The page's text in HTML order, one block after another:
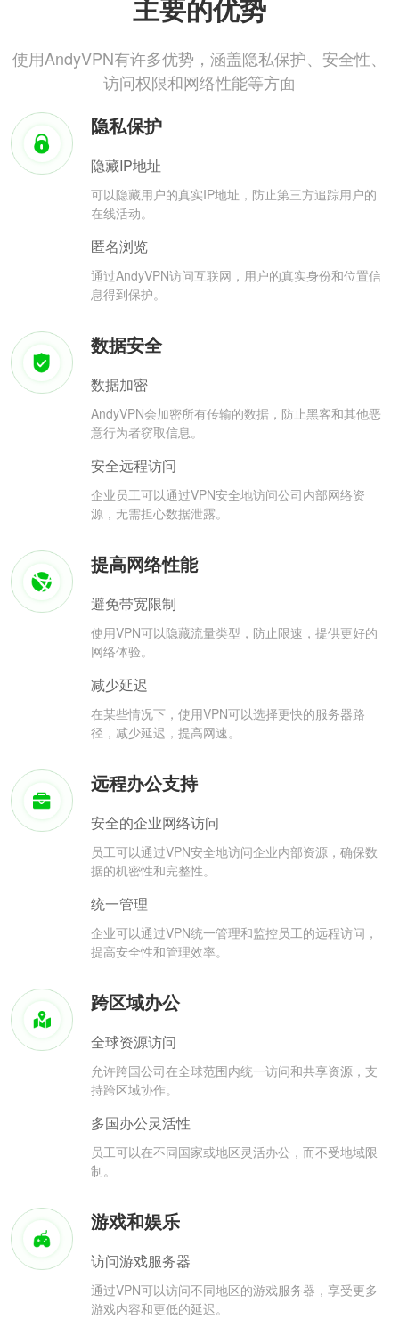
主要的优势
使用AndyVPN有许多优势，涵盖隐私保护、安全性、
访问权限和网络性能等方面
隐私保护
隐藏IP地址
可以隐藏用户的真实IP地址，防止第三方追踪用户的
在线活动。
匿名浏览
通过AndyVPN访问互联网，用户的真实身份和位置信
息得到保护。
数据安全
数据加密
AndyVPN会加密所有传输的数据，防止黑客和其他恶
意行为者窃取信息。
安全远程访问
企业员工可以通过VPN安全地访问公司内部网络资
源，无需担心数据泄露。
提高网络性能
避免带宽限制
使用VPN可以隐藏流量类型，防止限速，提供更好的
网络体验。
减少延迟
在某些情况下，使用VPN可以选择更快的服务器路
径，减少延迟，提高网速。
远程办公支持
安全的企业网络访问
员工可以通过VPN安全地访问企业内部资源，确保数
据的机密性和完整性。
统一管理
企业可以通过VPN统一管理和监控员工的远程访问，
提高安全性和管理效率。
跨区域办公
全球资源访问
允许跨国公司在全球范围内统一访问和共享资源，支
持跨区域协作。
多国办公灵活性
员工可以在不同国家或地区灵活办公，而不受地域限
制。
游戏和娱乐
访问游戏服务器
通过VPN可以访问不同地区的游戏服务器，享受更多
游戏内容和更低的延迟。